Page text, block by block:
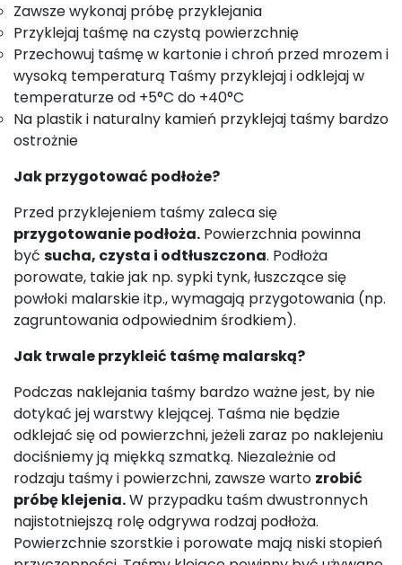
Zawsze wykonaj próbę przyklejania
Przyklejaj taśmę na czystą powierzchnię
Przechowuj taśmę w kartonie i chroń przed mrozem i
wysoką temperaturą Taśmy przyklejaj i odklejaj w
temperaturze od +5°C do +40°C
Na plastik i naturalny kamień przyklejaj taśmy bardzo
ostrożnie
Jak przygotować podłoże?
Przed przyklejeniem taśmy zaleca się
przygotowanie podłoża. Powierzchnia powinna
być sucha, czysta i odtłuszczona. Podłoża
porowate, takie jak np. sypki tynk, łuszczące się
powłoki malarskie itp., wymagają przygotowania (np.
zagruntowania odpowiednim środkiem).
Jak trwale przykleić taśmę malarską?
Podczas naklejania taśmy bardzo ważne jest, by nie
dotykać jej warstwy klejącej. Taśma nie będzie
odklejać się od powierzchni, jeżeli zaraz po naklejeniu
dociśniemy ją miękką szmatką. Niezależnie od
rodzaju taśmy i powierzchni, zawsze warto zrobić
próbę klejenia.W przypadku taśm dwustronnych
najistotniejszą rolę odgrywa rodzaj podłoża.
Powierzchnie szorstkie i porowate mają niski stopień